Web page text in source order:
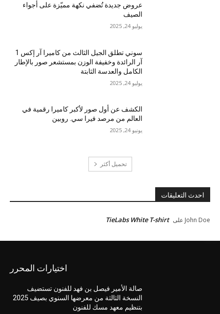
عروض جديدة تُضفي نكهة مميّزة على أجواء
الصيف
يوليو 24, 2025
سوني تطلق الجيل الثالث من كاميرا آر إكس 1
آر الرائدة وخفيفة الوزن بمستشعر صور بالإطار
الكامل والعدسة الثابتة
يوليو 24, 2025
الكشف عن أول صور لأكبر كاميرا رقمية في
العالم من مرصد فيرا سي. روبين
يونيو 24, 2025
تحميل أكثر
احدث التعليقات
John Doe على TieLabs White T-shirt
اختيارات المحرر
صالة الأمير فيصل بن فهد للفنون تستضيف
النسخة الثالثة من معرضها السنوي بصيف 2025
بتنظيم معهد مسك للفنون